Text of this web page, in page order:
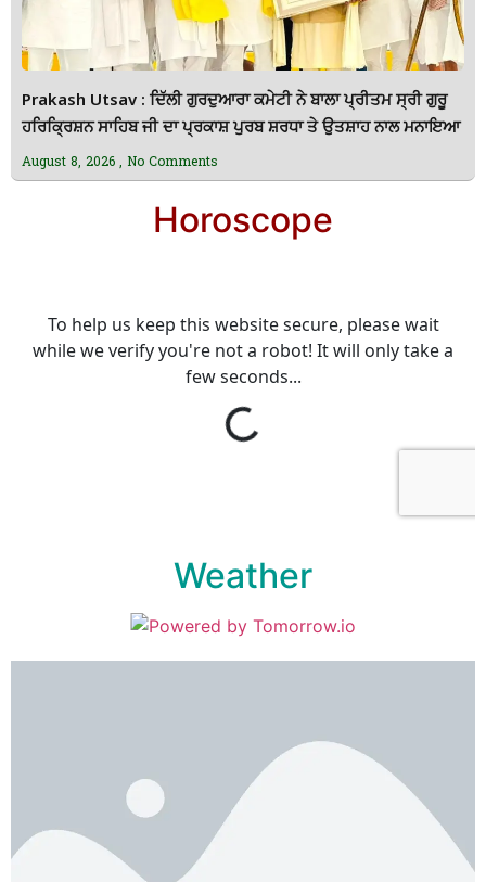
Prakash Utsav : ਦਿੱਲੀ ਗੁਰਦੁਆਰਾ ਕਮੇਟੀ ਨੇ ਬਾਲਾ ਪ੍ਰੀਤਮ ਸ੍ਰੀ ਗੁਰੂ
ਹਰਿਕ੍ਰਿਸ਼ਨ ਸਾਹਿਬ ਜੀ ਦਾ ਪ੍ਰਕਾਸ਼ ਪੁਰਬ ਸ਼ਰਧਾ ਤੇ ਉਤਸ਼ਾਹ ਨਾਲ ਮਨਾਇਆ
August 8, 2026 No Comments
Horoscope
Weather